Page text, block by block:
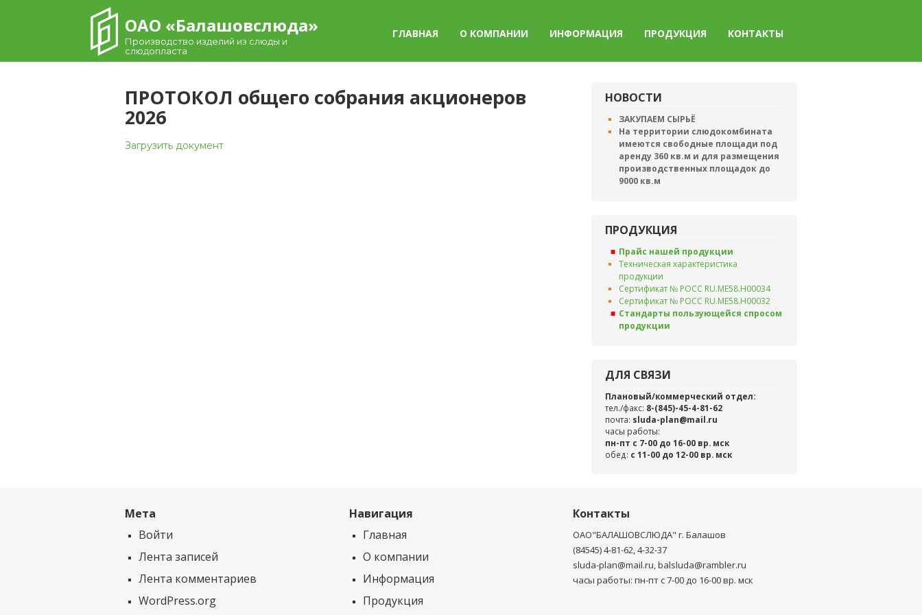
ОАО «Балашовcлюда»
Производство изделий из слюды и
слюдопласта
ГЛАВНАЯ О КОМПАНИИ ИНФОРМАЦИЯ ПРОДУКЦИЯ КОНТАКТЫ
ПРОТОКОЛ общего собрания акционеров
2026
Загрузить документ
НОВОСТИ
ЗАКУПАЕМ СЫРЬЁ
На территории слюдокомбината
имеются свободные площади под
аренду 360 кв.м и для размещения
производственных площадок до
9000 кв.м
ПРОДУКЦИЯ
Прайс нашей продукции
Техническая характеристика
продукции
Сертификат № РОСС RU.ME58.H00034
Сертификат № РОСС RU.ME58.H00032
Стандарты пользующейся спросом
продукции
ДЛЯ СВЯЗИ
Плановый/коммерческий отдел:
тел./факс: 8-(845)-45-4-81-62
почта: sluda-plan@mail.ru
часы работы:
пн-пт с 7-00 до 16-00 вр. мск
обед: c 11-00 до 12-00 вр. мск
Мета
Войти
Лента записей
Лента комментариев
WordPress.org
Навигация
Главная
О компании
Информация
Продукция
Контакты
ОАО"БАЛАШОВСЛЮДА" г. Балашов
(84545) 4-81-62, 4-32-37
sluda-plan@mail.ru, balsluda@rambler.ru
часы работы: пн-пт с 7-00 до 16-00 вр. мск